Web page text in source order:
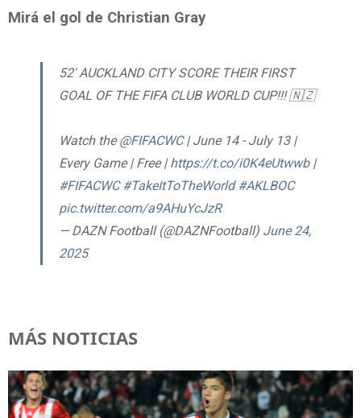
Mirá el gol de Christian Gray
52' AUCKLAND CITY SCORE THEIR FIRST
GOAL OF THE FIFA CLUB WORLD CUP!!! 🇳🇿
Watch the@FIFACWC| June 14 - July 13 |
Every Game | Free |https://t.co/i0K4eUtwwb|
#FIFACWC #TakeItToTheWorld #AKLBOC
pic.twitter.com/a9AHuYcJzR
— DAZN Football (@DAZNFootball) June 24,
2025
MÁS NOTICIAS